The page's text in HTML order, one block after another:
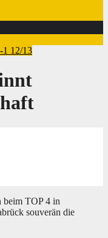
1 12/13
beim TOP 4 in
souverän die